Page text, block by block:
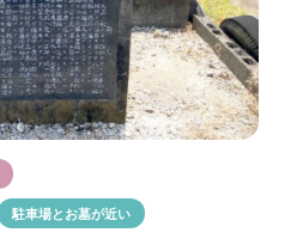
駐車場とお墓が近い